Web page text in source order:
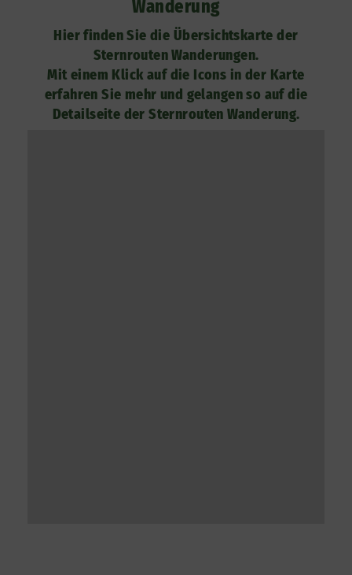
Wanderung
Hier finden Sie die Übersichtskarte der
Sternrouten Wanderungen.
Mit einem Klick auf die Icons in der Karte
erfahren Sie mehr und gelangen so auf die
Detailseite der Sternrouten Wanderung.